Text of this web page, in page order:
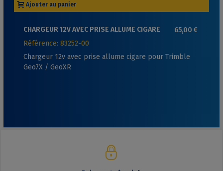
Ajouter au panier
CHARGEUR 12V AVEC PRISE ALLUME CIGARE
POUR TRIMBLE GEO7X / GEOXR
65,00 €
Référence: 83252-00
Chargeur 12v avec prise allume cigare pour Trimble
Geo7X / GeoXR